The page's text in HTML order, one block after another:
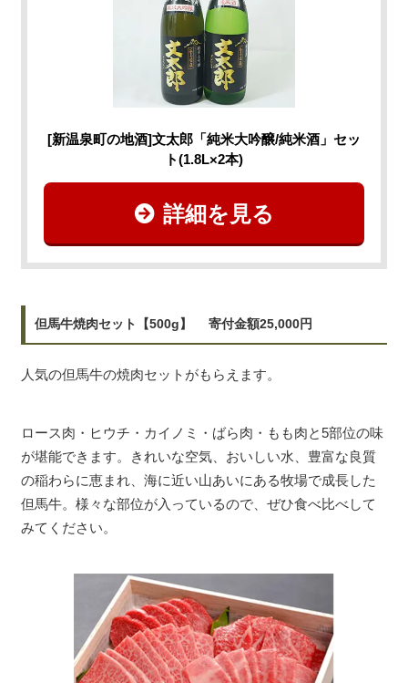
[新温泉町の地酒]文太郎「純米大吟醸/純米酒」セッ
ト(1.8L×2本)
詳細を見る
但馬牛焼肉セット【500g】 寄付金額25,000円
人気の但馬牛の焼肉セットがもらえます。
ロース肉・ヒウチ・カイノミ・ばら肉・もも肉と5部位の味
が堪能できます。きれいな空気、おいしい水、豊富な良質
の稲わらに恵まれ、海に近い山あいにある牧場で成長した
但馬牛。様々な部位が入っているので、ぜひ食べ比べして
みてください。